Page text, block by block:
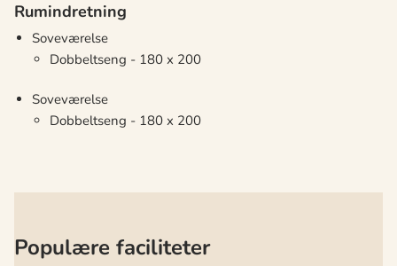
Rumindretning
Soveværelse
Dobbeltseng - 180 x 200
Soveværelse
Dobbeltseng - 180 x 200
Populære faciliteter